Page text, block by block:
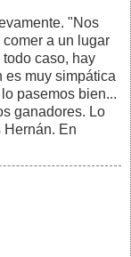
"Nos
a un lugar
caso, hay
es muy simpática
pasemos bien...
ganadores. Lo
En